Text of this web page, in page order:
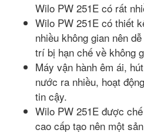
Wilo PW 251E có rất
Wilo PW 251E có thiết
nhiều không gian nên
trí bị hạn chế về không
Máy vận hành êm ái,
nước ra nhiều, hoạt
tin cậy.
Wilo PW 251E được
cao cấp tạo nên một